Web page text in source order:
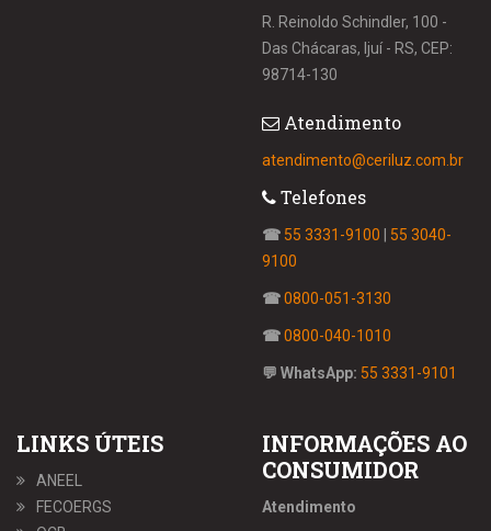
R. Reinoldo Schindler, 100 -
Das Chácaras, Ijuí - RS, CEP:
98714-130
Atendimento
atendimento@ceriluz.com.br
Telefones
☎ 55 3331-9100
55 3040-
9100
☎0800-051-3130
☎0800-040-1010
💬 WhatsApp: 55 3331-9101
LINKS ÚTEIS
ANEEL
FECOERGS
INFORMAÇÕES AO
CONSUMIDOR
Atendimento